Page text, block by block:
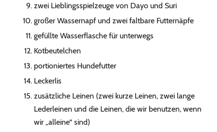
zwei Lieblingsspielzeuge von Dayo und Suri
großer Wassernapf und zwei faltbare Futternäpfe
gefüllte Wasserflasche für unterwegs
Kotbeutelchen
portioniertes Hundefutter
Leckerlis
zusätzliche Leinen (zwei kurze Leinen, zwei lange
Lederleinen und die Leinen, die wir benutzen, wenn
wir „alleine“ sind)